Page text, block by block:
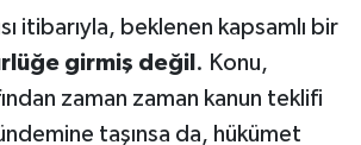
itibarıyla, beklenen kapsamlı bir
girmiş değil . Konu,
zaman zaman kanun teklifi
taşınsa da, hükümet